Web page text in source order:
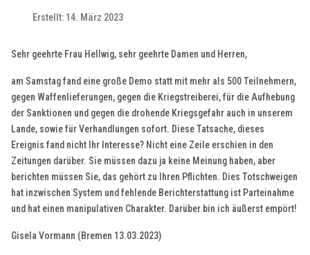
Erstellt: 14. März 2023
Sehr geehrte Frau Hellwig, sehr geehrte Damen und Herren,
am Samstag fand eine große Demo statt mit mehr als 500 Teilnehmern,
gegen Waffenlieferungen, gegen die Kriegstreiberei, für die Aufhebung
der Sanktionen und gegen die drohende Kriegsgefahr auch in unserem
Lande, sowie für Verhandlungen sofort. Diese Tatsache, dieses
Ereignis fand nicht Ihr Interesse? Nicht eine Zeile erschien in den
Zeitungen darüber. Sie müssen dazu ja keine Meinung haben, aber
berichten müssen Sie, das gehört zu Ihren Pflichten. Dies Totschweigen
hat inzwischen System und fehlende Berichterstattung ist Parteinahme
und hat einen manipulativen Charakter. Darüber bin ich äußerst empört!
Gisela Vormann (Bremen 13.03.2023)